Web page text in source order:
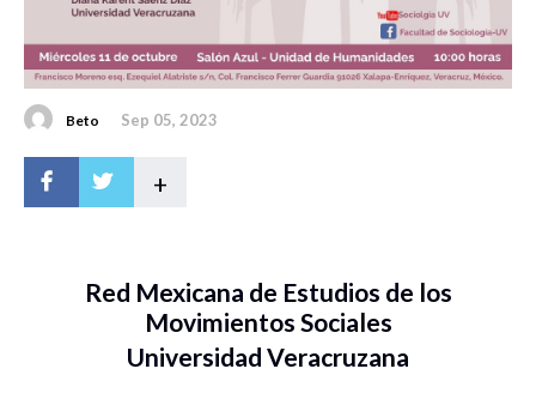
Beto Sep 05, 2023
+
Red Mexicana de Estudios de los
Movimientos Sociales
Universidad Veracruzana